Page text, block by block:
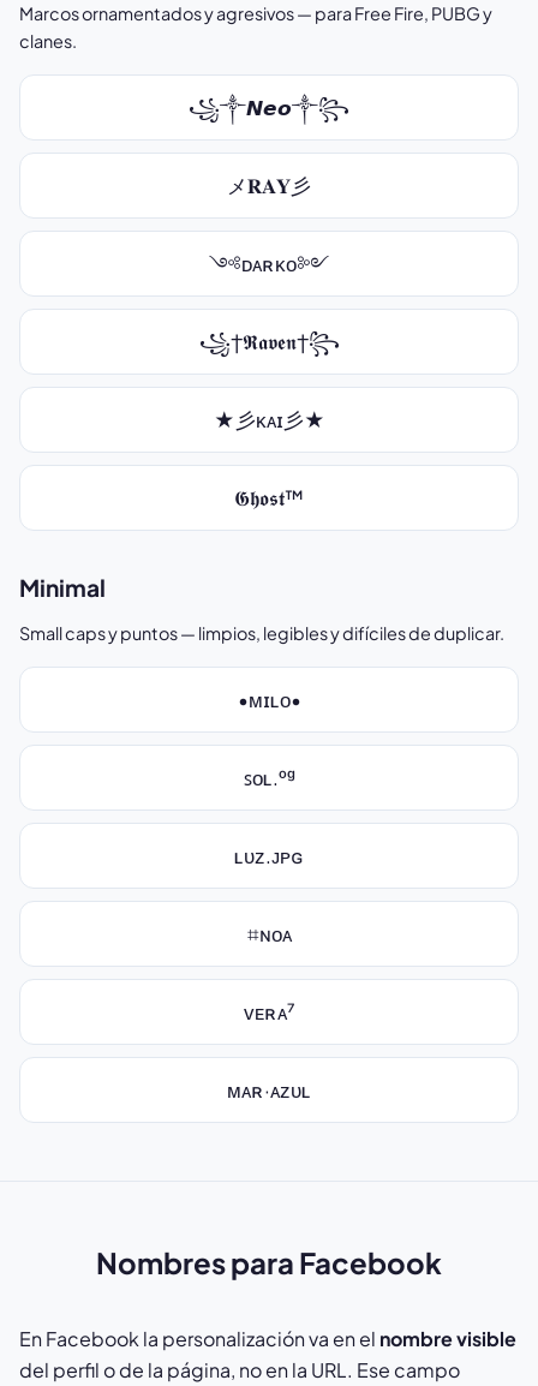
Marcos ornamentados y agresivos — para Free Fire, PUBG y
clanes.
꧁༒𝙉𝙚𝙤༒꧂
メ𝐑𝐀𝐘彡
༺ᴅᴀʀᴋᴏ༻
꧁†𝕽𝖆𝖛𝖊𝖓†꧂
★彡ᴋᴀɪ彡★
𝕲𝖍𝖔𝖘𝖙™
Minimal
Small caps y puntos — limpios, legibles y difíciles de duplicar.
•ᴍɪʟᴏ•
ꜱᴏʟ.ᵒᵍ
ʟᴜᴢ.ᴊᴘɢ
⌗ɴᴏᴀ
ᴠᴇʀᴀ⁷
ᴍᴀʀ·ᴀᴢᴜʟ
Nombres para Facebook
En Facebook la personalización va en el nombre visible
del perfil o de la página, no en la URL. Ese campo